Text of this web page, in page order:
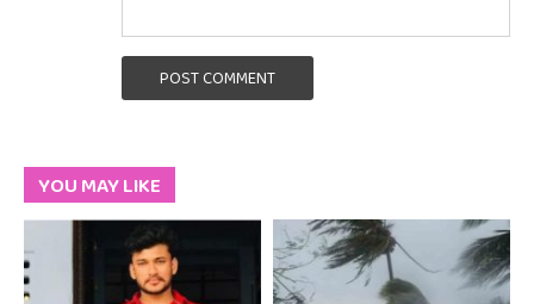
POST COMMENT
YOU MAY LIKE